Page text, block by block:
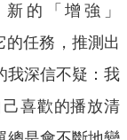
的「增強」
的任務，推測出
我深信不疑：我
喜歡的播放清